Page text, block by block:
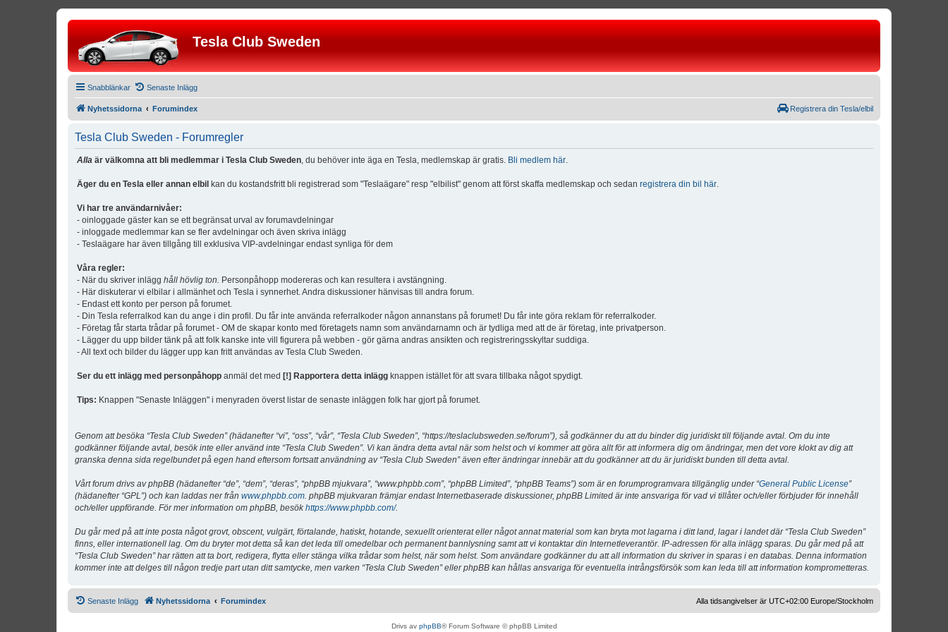
Tesla Club Sweden
Snabblänkar Senaste Inlägg
Nyhetssidorna Forumindex Registrera din Tesla/elbil
Tesla Club Sweden - Forumregler
Alla är välkomna att bli medlemmar i Tesla Club Sweden, du behöver inte äga en Tesla, medlemskap är gratis. Bli medlem här.
Äger du en Tesla eller annan elbil kan du kostandsfritt bli registrerad som "Teslaägare" resp "elbilist" genom att först skaffa medlemskap och sedan registrera din bil här.
Vi har tre användarnivåer:
- oinloggade gäster kan se ett begränsat urval av forumavdelningar
- inloggade medlemmar kan se fler avdelningar och även skriva inlägg
- Teslaägare har även tillgång till exklusiva VIP-avdelningar endast synliga för dem
Våra regler:
- När du skriver inlägg håll hövlig ton. Personpåhopp modereras och kan resultera i avstängning.
- Här diskuterar vi elbilar i allmänhet och Tesla i synnerhet. Andra diskussioner hänvisas till andra forum.
- Endast ett konto per person på forumet.
- Din Tesla referralkod kan du ange i din profil. Du får inte använda referralkoder någon annanstans på forumet! Du får inte göra reklam för referralkoder.
- Företag får starta trådar på forumet - OM de skapar konto med företagets namn som användarnamn och är tydliga med att de är företag, inte privatperson.
- Lägger du upp bilder tänk på att folk kanske inte vill figurera på webben - gör gärna andras ansikten och registreringsskyltar suddiga.
- All text och bilder du lägger upp kan fritt användas av Tesla Club Sweden.
Ser du ett inlägg med personpåhopp anmäl det med [!] Rapportera detta inlägg knappen istället för att svara tillbaka något spydigt.
Tips: Knappen "Senaste Inläggen" i menyraden överst listar de senaste inläggen folk har gjort på forumet.
Genom att besöka “Tesla Club Sweden” (hädanefter “vi”, “oss”, “vår”, “Tesla Club Sweden”, “https://teslaclubsweden.se/forum”), så godkänner du att du binder dig juridiskt till följande avtal. Om du inte
godkänner följande avtal, besök inte eller använd inte “Tesla Club Sweden”. Vi kan ändra detta avtal när som helst och vi kommer att göra allt för att informera dig om ändringar, men det vore klokt av dig att
granska denna sida regelbundet på egen hand eftersom fortsatt användning av “Tesla Club Sweden” även efter ändringar innebär att du godkänner att du är juridiskt bunden till detta avtal.
Vårt forum drivs av phpBB (hädanefter “de”, “dem”, “deras”, “phpBB mjukvara”, “www.phpbb.com”, “phpBB Limited”, “phpBB Teams”) som är en forumprogramvara tillgänglig under “General Public License”
(hädanefter “GPL”) och kan laddas ner från www.phpbb.com. phpBB mjukvaran främjar endast Internetbaserade diskussioner, phpBB Limited är inte ansvariga för vad vi tillåter och/eller förbjuder för innehåll
och/eller uppförande. För mer information om phpBB, besökhttps://www.phpbb.com/.
Du går med på att inte posta något grovt, obscent, vulgärt, förtalande, hatiskt, hotande, sexuellt orienterat eller något annat material som kan bryta mot lagarna i ditt land, lagar i landet där “Tesla Club Sweden”
finns, eller internationell lag. Om du bryter mot detta så kan det leda till omedelbar och permanent bannlysning samt att vi kontaktar din Internetleverantör. IP-adressen för alla inlägg sparas. Du går med på att
“Tesla Club Sweden” har rätten att ta bort, redigera, flytta eller stänga vilka trådar som helst, när som helst. Som användare godkänner du att all information du skriver in sparas i en databas. Denna information
kommer inte att delges till någon tredje part utan ditt samtycke, men varken “Tesla Club Sweden” eller phpBB kan hållas ansvariga för eventuella intrångsförsök som kan leda till att information komprometteras.
Senaste Inlägg Nyhetssidorna Forumindex Alla tidsangivelser är UTC+02:00 Europe/Stockholm
Drivs av phpBB® Forum Software © phpBB Limited